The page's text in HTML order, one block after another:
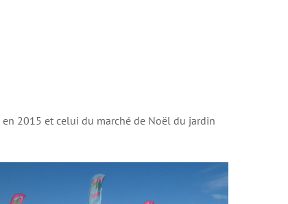
en 2015 et celui du marché de Noël du jardin